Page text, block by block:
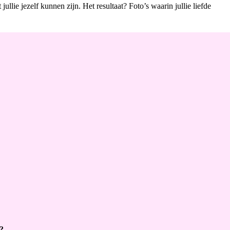
jezelf kunnen zijn. Het resultaat? Foto’s waarin jullie liefde